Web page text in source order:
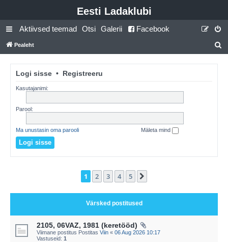
Eesti Ladaklubi
Aktiivsed teemad Otsi Galerii Facebook
Pealeht
t
Logi sisse • Registreeru
Kasutajanimi:
Parool:
Ma unustasin oma parooli Mäleta mind
1 2 3 4 5
Värsked postitused
2105, 06VAZ, 1981 (keretööd)
Viimane postitus Postitas Viin « 06 Aug 2026 10:17
Vastuseid: 1